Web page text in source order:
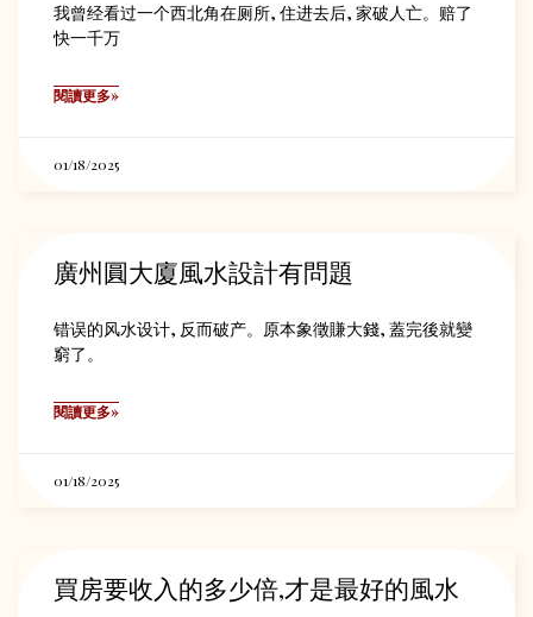
我曾经看过一个西北角在厕所, 住进去后, 家破人亡。赔了
快一千万
閱讀更多»
01/18/2025
廣州圓大廈風水設計有問題
错误的风水设计, 反而破产。原本象徵賺大錢, 蓋完後就變
窮了。
閱讀更多»
01/18/2025
買房要收入的多少倍,才是最好的風水